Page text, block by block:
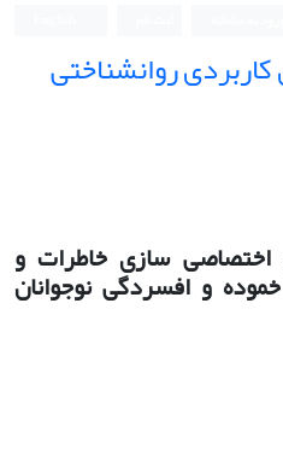
روانشناختی
سازی خاطرات و
و افسردگی نوجوانان